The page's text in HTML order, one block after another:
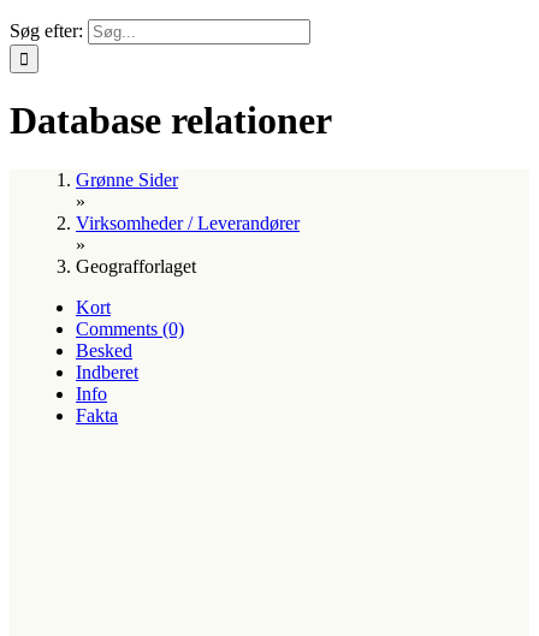
Søg efter:
Database relationer
Grønne Sider
»
Virksomheder / Leverandører
»
Geografforlaget
Kort
Comments (0)
Besked
Indberet
Info
Fakta